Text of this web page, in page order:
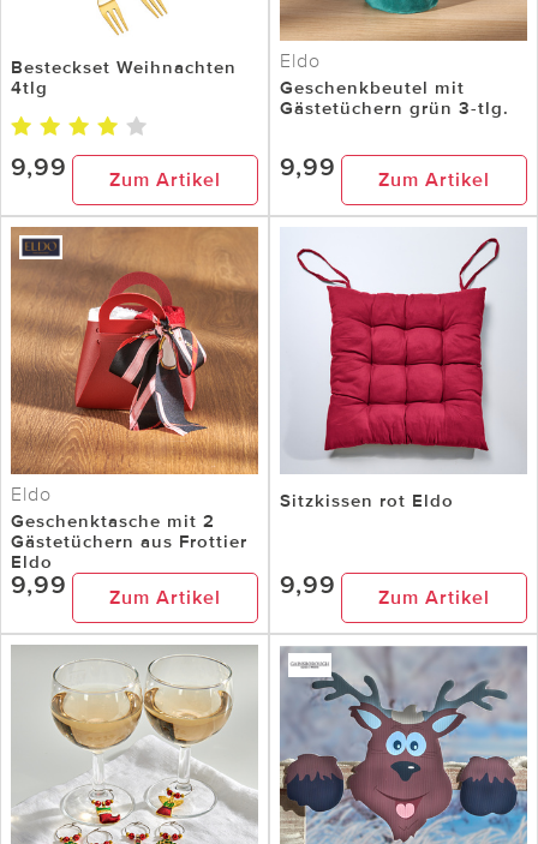
Besteckset Weihnachten
4tlg
9,99 Zum Artikel
Eldo
Geschenkbeutel mit
Gästetüchern grün 3-tlg.
9,99 Zum Artikel
Eldo
Geschenktasche mit 2
Gästetüchern aus Frottier
Eldo
9,99 Zum Artikel
Sitzkissen rot Eldo
9,99 Zum Artikel